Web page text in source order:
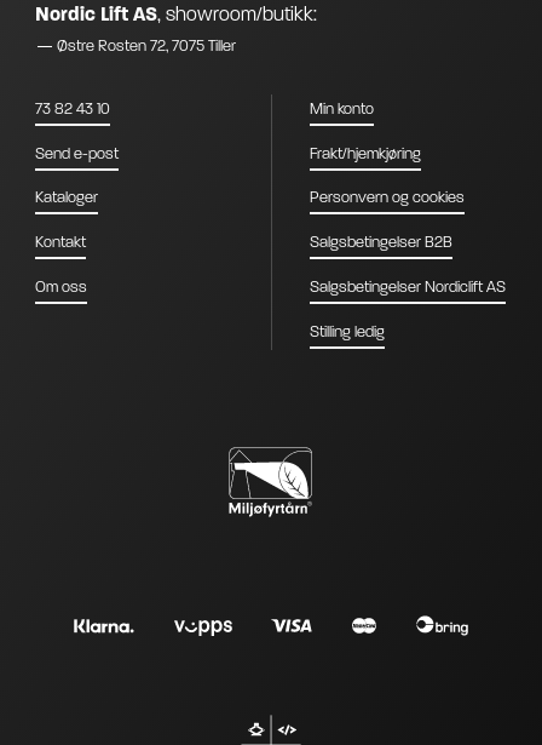
Nordic Lift AS, showroom/butikk:
Østre Rosten 72, 7075 Tiller
73 82 43 10
Send e-post
Kataloger
Kontakt
Om oss
Min konto
Frakt/hjemkjøring
Personvern og cookies
Salgsbetingelser B2B
Salgsbetingelser Nordiclift AS
Stilling ledig